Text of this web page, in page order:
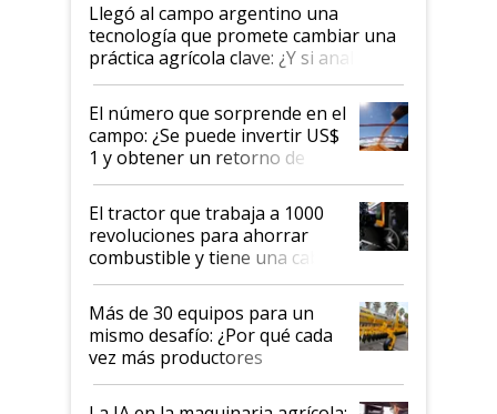
Llegó al campo argentino una
tecnología que promete cambiar una
práctica agrícola clave: ¿Y si analizar
el suelo fuera tan simple como
apretar un botón?
El número que sorprende en el
campo: ¿Se puede invertir US$
1 y obtener un retorno de
hasta US$ 10 en agricultura?
El tractor que trabaja a 1000
revoluciones para ahorrar
combustible y tiene una cabina
que parece una computadora:
lo último en el mundo,
disponible en Argentina
Más de 30 equipos para un
mismo desafío: ¿Por qué cada
vez más productores
incorporan fertilizante bajo
tierra?